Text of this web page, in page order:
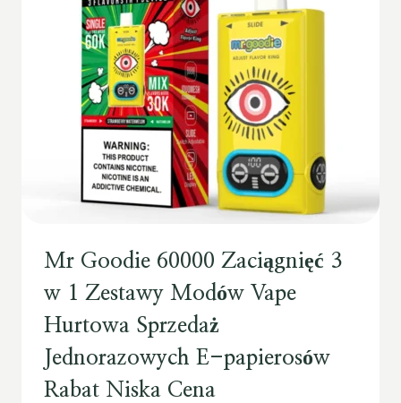
Mr Goodie 60000 Zaciągnięć 3
w 1 Zestawy Modów Vape
Hurtowa Sprzedaż
Jednorazowych E-papierosów
Rabat Niska Cena